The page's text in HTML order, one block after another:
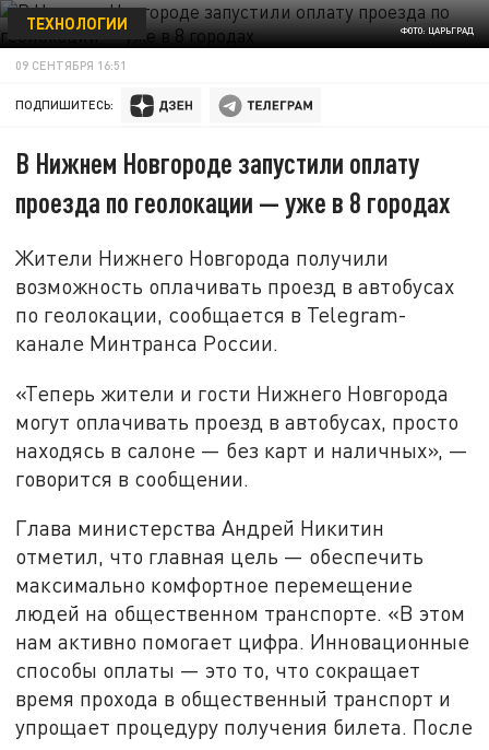
ФОТО: ЦАРЬГРАД
ТЕХНОЛОГИИ
09 СЕНТЯБРЯ 16:51
ПОДПИШИТЕСЬ:
В Нижнем Новгороде запустили оплату
проезда по геолокации — уже в 8 городах
Жители Нижнего Новгорода получили
возможность оплачивать проезд в автобусах
по геолокации, сообщается в Telegram-
канале Минтранса России.
«Теперь жители и гости Нижнего Новгорода
могут оплачивать проезд в автобусах, просто
находясь в салоне — без карт и наличных», —
говорится в сообщении.
Глава министерства Андрей Никитин
отметил, что главная цель — обеспечить
максимально комфортное перемещение
людей на общественном транспорте. «В этом
нам активно помогает цифра. Инновационные
способы оплаты — это то, что сокращает
время прохода в общественный транспорт и
упрощает процедуру получения билета. После